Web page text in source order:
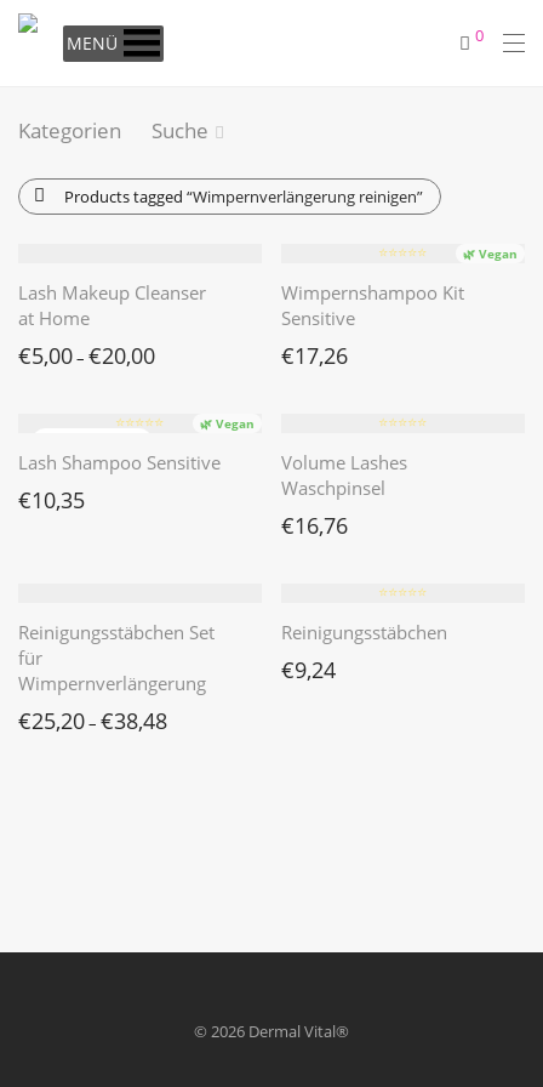
MENÜ 0
Kategorien Suche
Products tagged “Wimpernverlängerung reinigen”
Lash Makeup Cleanser
at Home
€5,00– €20,00
⭐️⭐️⭐️⭐️⭐️ 🌿 Vegan
Wimpernshampoo Kit
Sensitive
€17,26
⭐️⭐️⭐️⭐️⭐️ 🌿 Vegan
Lash Shampoo Sensitive
€10,35
⭐️⭐️⭐️⭐️⭐️
Volume Lashes
Waschpinsel
€16,76
Reinigungsstäbchen Set
für
Wimpernverlängerung
€25,20– €38,48
⭐️⭐️⭐️⭐️⭐️
Reinigungsstäbchen
€9,24
© 2026 Dermal Vital®